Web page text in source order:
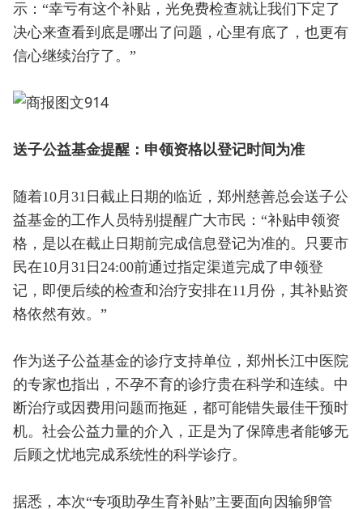
示：“幸亏有这个补贴，光免费检查就让我们下定了
决心来查看到底是哪出了问题，心里有底了，也更有
信心继续治疗了。”
送子公益基金提醒：申领资格以登记时间为准
随着10月31日截止日期的临近，郑州慈善总会送子公
益基金的工作人员特别提醒广大市民：“补贴申领资
格，是以在截止日期前完成信息登记为准的。只要市
民在10月31日24:00前通过指定渠道完成了申领登
记，即便后续的检查和治疗安排在11月份，其补贴资
格依然有效。”
作为送子公益基金的诊疗支持单位，郑州长江中医院
的专家也指出，不孕不育的诊疗贵在科学和连续。中
断治疗或因费用问题而拖延，都可能错失最佳干预时
机。社会公益力量的介入，正是为了保障患者能够无
后顾之忧地完成系统性的科学诊疗。
据悉，本次“专项助孕生育补贴”主要面向因输卵管